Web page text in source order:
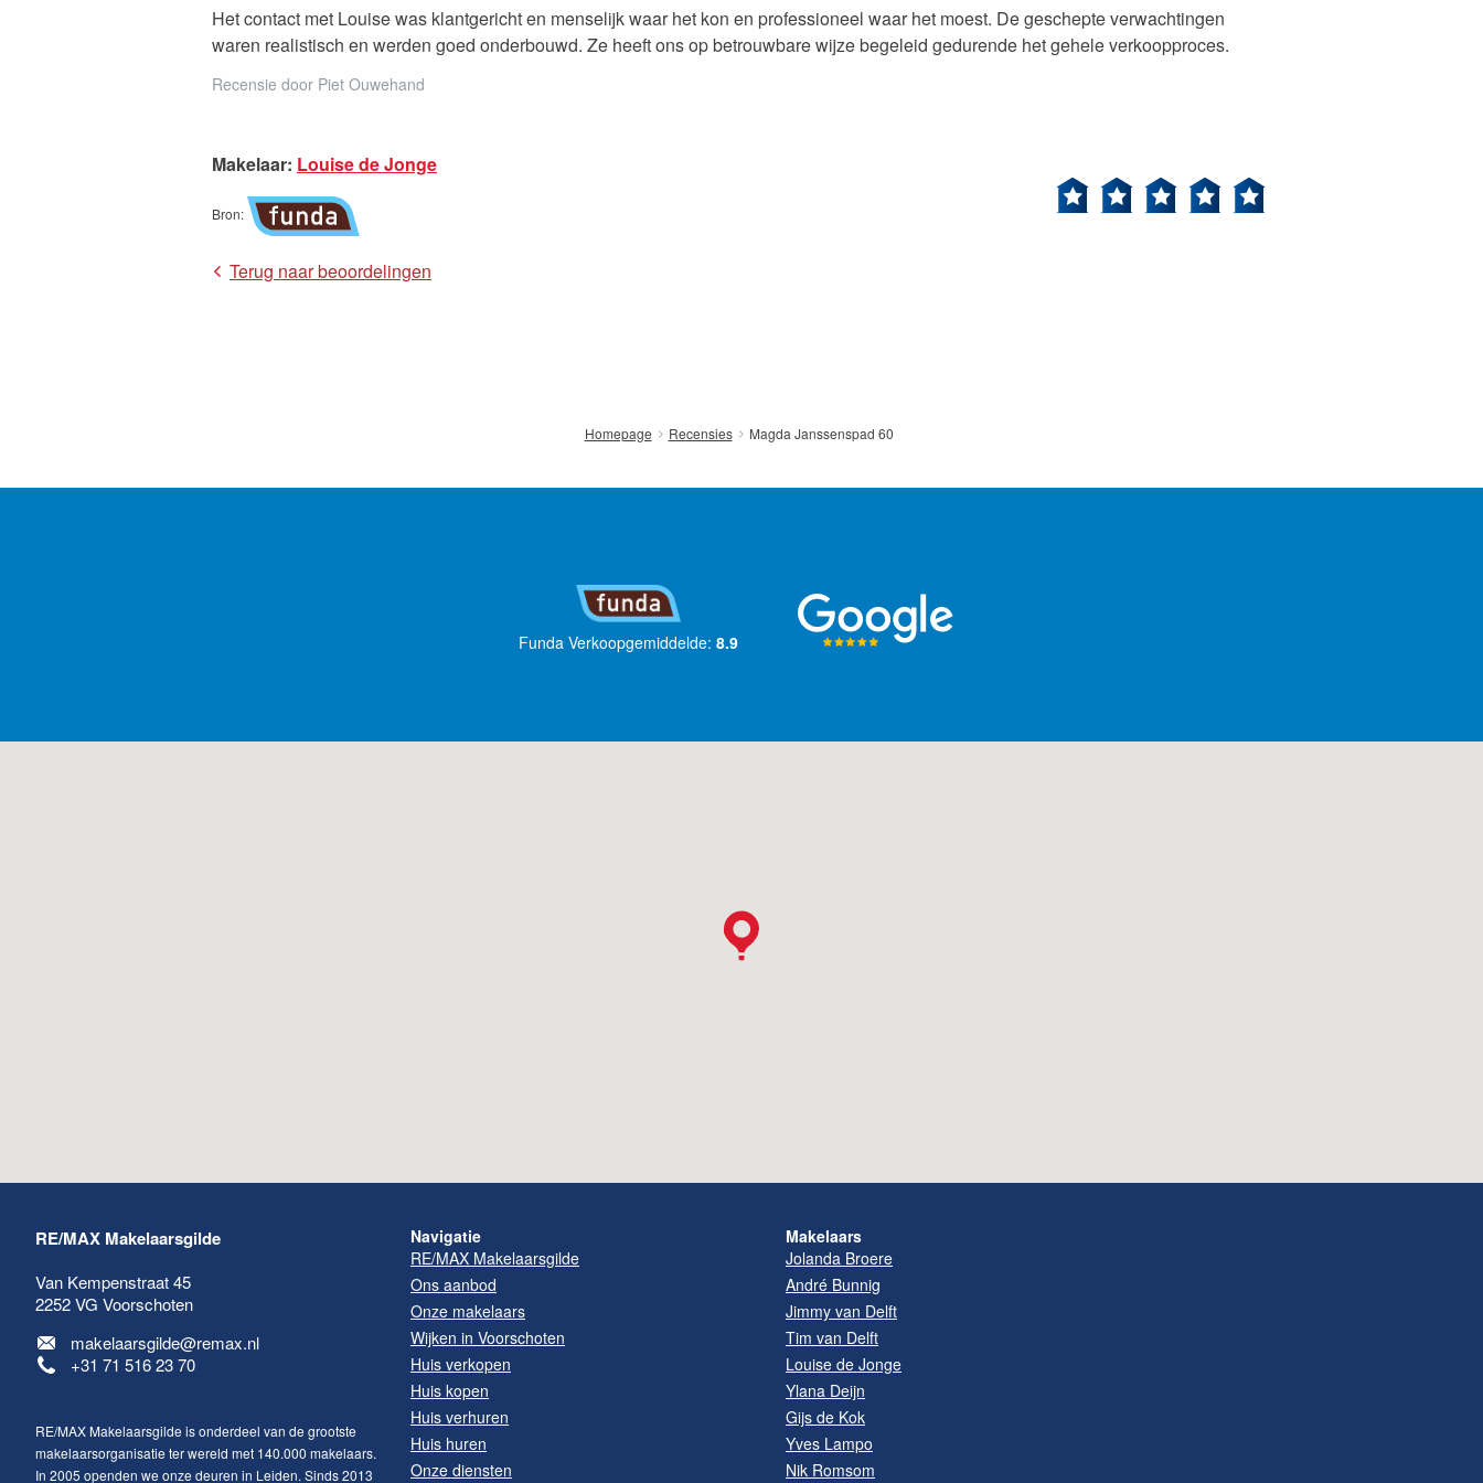
Contact
Het contact met Louise was klantgericht en menselijk waar het kon en professioneel waar het moest. De geschepte verwachtingen
waren realistisch en werden goed onderbouwd. Ze heeft ons op betrouwbare wijze begeleid gedurende het gehele verkoopproces.
Recensie door Piet Ouwehand
Makelaar: Louise de Jonge
Bron:
Terug naar beoordelingen
Homepage Recensies Magda Janssenspad 60
Funda Verkoopgemiddelde: 8.9
RE/MAX Makelaarsgilde
Van Kempenstraat 45
2252 VG Voorschoten
makelaarsgilde@remax.nl
+31 71 516 23 70
RE/MAX Makelaarsgilde is onderdeel van de grootste
makelaarsorganisatie ter wereld met 140.000 makelaars.
In 2005 openden we onze deuren in Leiden. Sinds 2013
Navigatie
RE/MAX Makelaarsgilde
Ons aanbod
Onze makelaars
Wijken in Voorschoten
Huis verkopen
Huis kopen
Huis verhuren
Huis huren
Onze diensten
Makelaars
Jolanda Broere
André Bunnig
Jimmy van Delft
Tim van Delft
Louise de Jonge
Ylana Deijn
Gijs de Kok
Yves Lampo
Nik Romsom